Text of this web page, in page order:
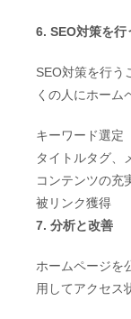
6. SEO対策を行
SEO対策を行う
くの人にホーム
キーワード選定
タイトルタグ、
コンテンツの充
被リンク獲得
7. 分析と改善
ホームページを
用してアクセス